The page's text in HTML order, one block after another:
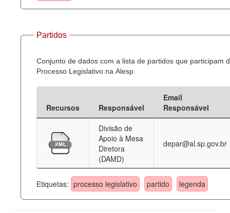
Partidos
Conjunto de dados com a lista de partidos que participam
Processo Legislativo na Alesp
Recursos Responsável
Email
Responsável
Divisão de
Apoio à Mesa
Diretora
(DAMD)
depar@al.sp.gov.br
Etiquetas: processo legislativo partido legenda